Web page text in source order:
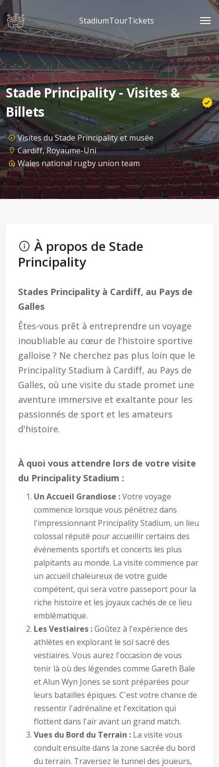
StadiumTourTickets
Stade Principality - Visites &
Billets
Visites du Stade Principality et musée
Cardiff, Royaume-Uni
Wales national rugby union team
À propos de Stade
Principality
Stades Principality à Cardiff, au Pays de
Galles
Êtes-vous prêt à entreprendre un voyage
inoubliable au cœur de l'histoire sportive
galloise ? Ne cherchez pas plus loin que le
Principality Stadium à Cardiff, au Pays de
Galles, où une visite du stade promet une
aventure immersive et exaltante pour les
passionnés de sport et les amateurs
d'histoire.
À quoi vous attendre lors de votre visite
du Principality Stadium :
Un Accueil Grandiose :Votre voyage
commence lorsque vous pénétrez dans
l'impressionnant Principality Stadium, un lieu
colossal réputé pour accueillir certains des
événements sportifs et concerts les plus
palpitants au monde. La visite commence par
un accueil chaleureux de votre guide
compétent, qui sera votre passeport pour la
riche histoire et les joyaux cachés de ce lieu
emblématique.
Les Vestiaires :Goûtez à l'expérience des
athlètes en explorant le sol sacré des
vestiaires. Vous aurez l'occasion de vous
tenir là où des légendes comme Gareth Bale
et Alun Wyn Jones se sont préparées pour
leurs batailles épiques. C'est votre chance de
ressentir l'adrénaline et l'excitation qui
flottent dans l'air avant un grand match.
Vues du Bord du Terrain : La visite vous
conduit ensuite dans la zone sacrée du bord
du terrain. Traversez le tunnel des joueurs,